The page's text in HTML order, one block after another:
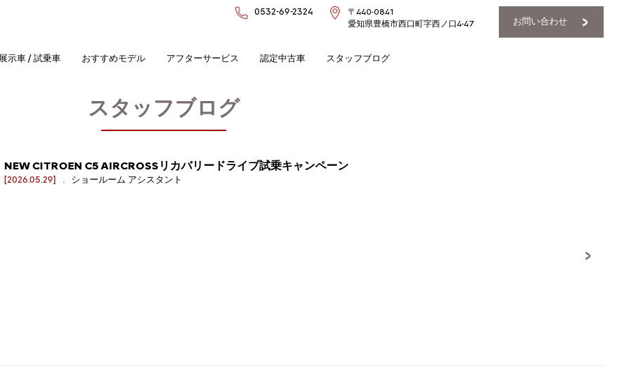
0532-69-2324
〒440-0841
愛知県豊橋市西口町字西ノ口4-47
お問い合わせ
展示車 / 試乗車 おすすめモデル アフターサービス 認定中古車 スタッフブログ
スタッフブログ
NEW CITROEN C5 AIRCROSSリカバリードライブ試乗キャンペーン
[2026.05.29] . ショールーム アシスタント